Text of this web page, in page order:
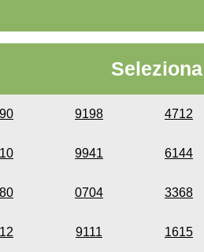
9198 4712
9941 6144
0704 3368
9111 1615